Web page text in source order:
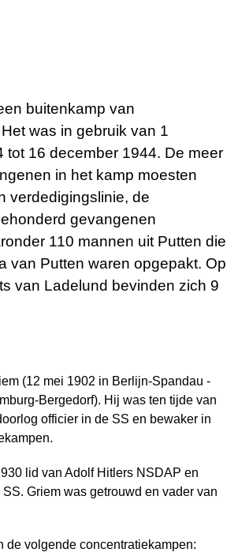
buitenkamp van
was in gebruik van 1
tot 16 december 1944. De meer
in het kamp moesten
verdedigingslinie, de
gevangenen
110 mannen uit Putten die
van Putten waren opgepakt. Op
van Ladelund bevinden zich 9
(12 mei 1902 in Berlijn-Spandau -
Bergedorf). Hij was ten tijde van
officier in de SS en bewaker in
lid van Adolf Hitlers NSDAP en
Griem was getrouwd en vader van
de volgende concentratiekampen: